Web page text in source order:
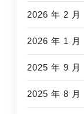
2026 年 2 月
2026 年 1 月
2025 年 9 月
2025 年 8 月